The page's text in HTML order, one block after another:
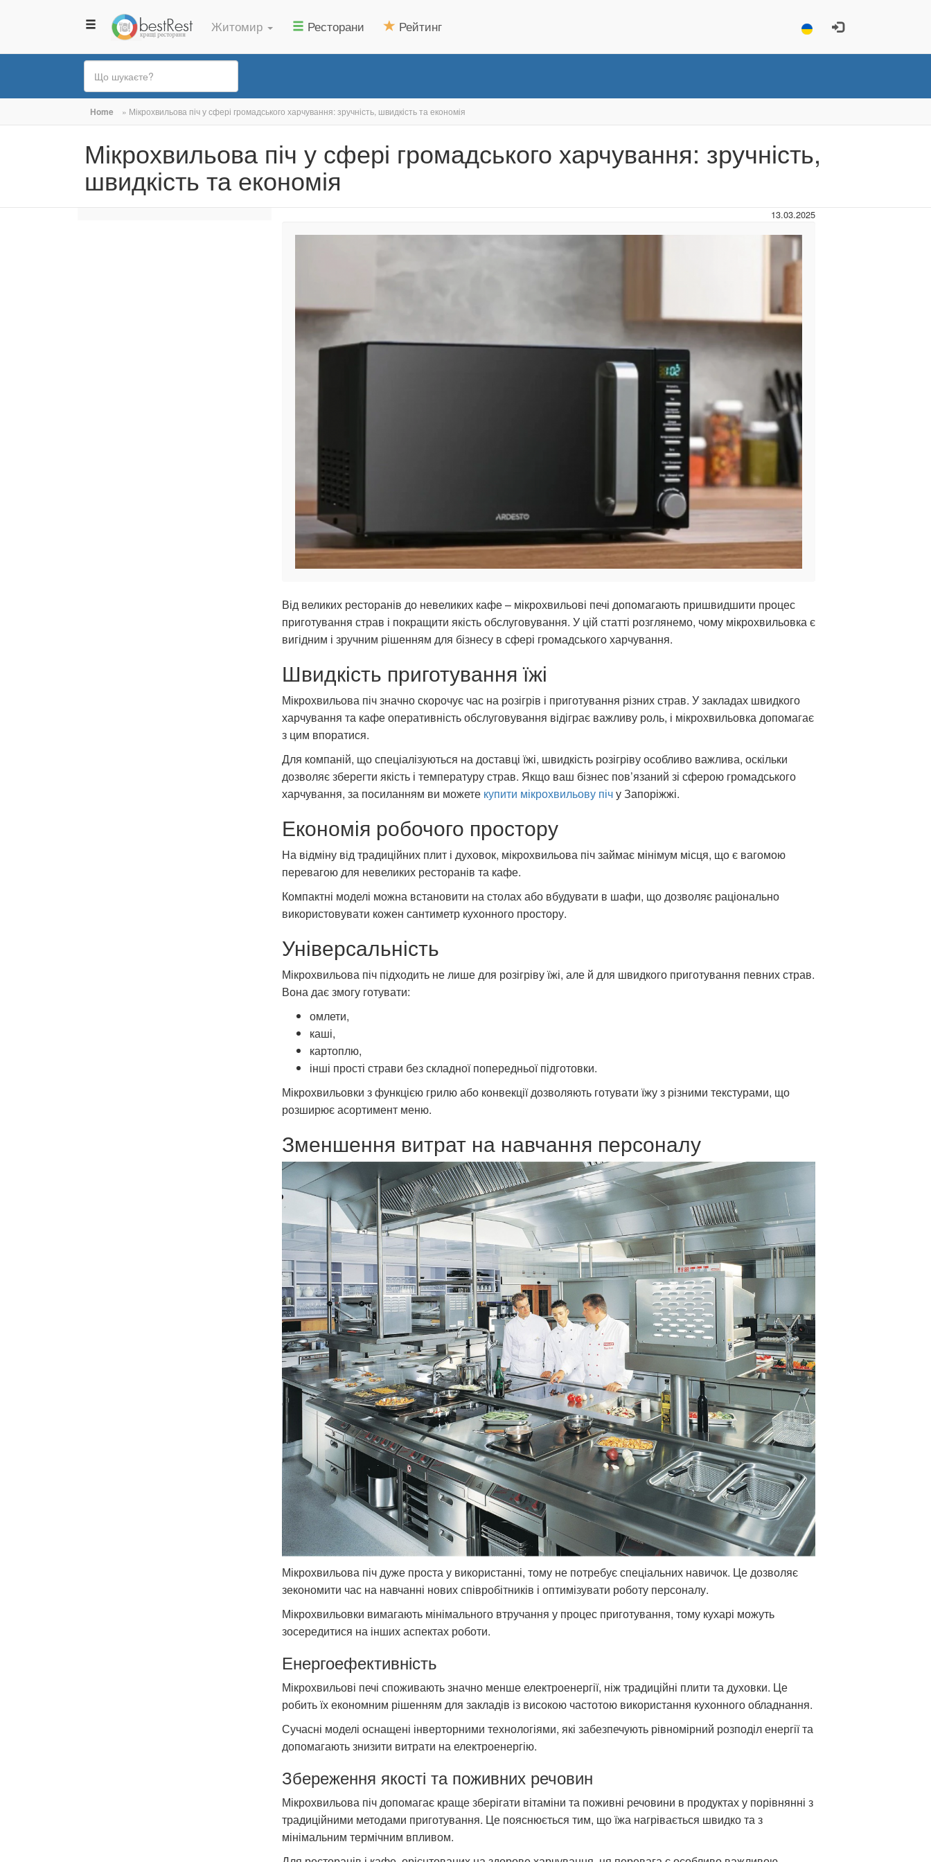
Житомир Ресторани Рейтинг
Ви
є
тут
Home » Мікрохвильова піч у сфері громадського харчування: зручність, швидкість та економія
Мікрохвильова піч у сфері громадського харчування: зручність,
швидкість та економія
13.03.2025
Від великих ресторанів до невеликих кафе – мікрохвильові печі допомагають пришвидшити процес
приготування страв і покращити якість обслуговування. У цій статті розглянемо, чому мікрохвильовка є
вигідним і зручним рішенням для бізнесу в сфері громадського харчування.
Швидкість приготування їжі
Мікрохвильова піч значно скорочує час на розігрів і приготування різних страв. У закладах швидкого
харчування та кафе оперативність обслуговування відіграє важливу роль, і мікрохвильовка допомагає
з цим впоратися.
Для компаній, що спеціалізуються на доставці їжі, швидкість розігріву особливо важлива, оскільки
дозволяє зберегти якість і температуру страв. Якщо ваш бізнес пов’язаний зі сферою громадського
харчування, за посиланням ви можете купити мікрохвильову пічу Запоріжжі.
Економія робочого простору
На відміну від традиційних плит і духовок, мікрохвильова піч займає мінімум місця, що є вагомою
перевагою для невеликих ресторанів та кафе.
Компактні моделі можна встановити на столах або вбудувати в шафи, що дозволяє раціонально
використовувати кожен сантиметр кухонного простору.
Універсальність
Мікрохвильова піч підходить не лише для розігріву їжі, але й для швидкого приготування певних страв.
Вона дає змогу готувати:
омлети,
каші,
картоплю,
інші прості страви без складної попередньої підготовки.
Мікрохвильовки з функцією грилю або конвекції дозволяють готувати їжу з різними текстурами, що
розширює асортимент меню.
Зменшення витрат на навчання персоналу
Мікрохвильова піч дуже проста у використанні, тому не потребує спеціальних навичок. Це дозволяє
зекономити час на навчанні нових співробітників і оптимізувати роботу персоналу.
Мікрохвильовки вимагають мінімального втручання у процес приготування, тому кухарі можуть
зосередитися на інших аспектах роботи.
Енергоефективність
Мікрохвильові печі споживають значно менше електроенергії, ніж традиційні плити та духовки. Це
робить їх економним рішенням для закладів із високою частотою використання кухонного обладнання.
Сучасні моделі оснащені інверторними технологіями, які забезпечують рівномірний розподіл енергії та
допомагають знизити витрати на електроенергію.
Збереження якості та поживних речовин
Мікрохвильова піч допомагає краще зберігати вітаміни та поживні речовини в продуктах у порівнянні з
традиційними методами приготування. Це пояснюється тим, що їжа нагрівається швидко та з
мінімальним термічним впливом.